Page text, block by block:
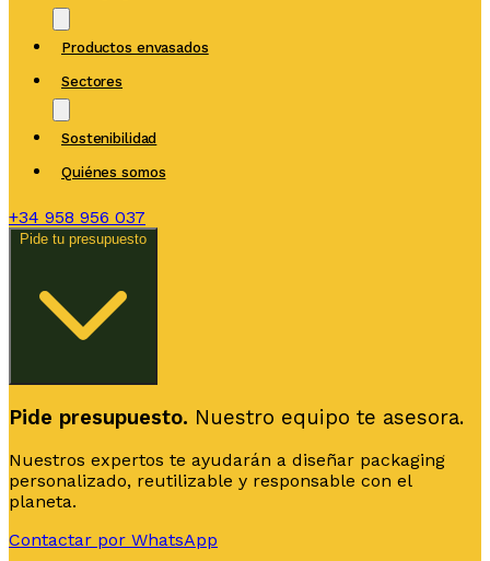
Productos envasados
Sectores
Sostenibilidad
Quiénes somos
+34 958 956 037
Pide tu presupuesto
Pide presupuesto. Nuestro equipo te asesora.
Nuestros expertos te ayudarán a diseñar packaging
personalizado, reutilizable y responsable con el
planeta.
Contactar por WhatsApp